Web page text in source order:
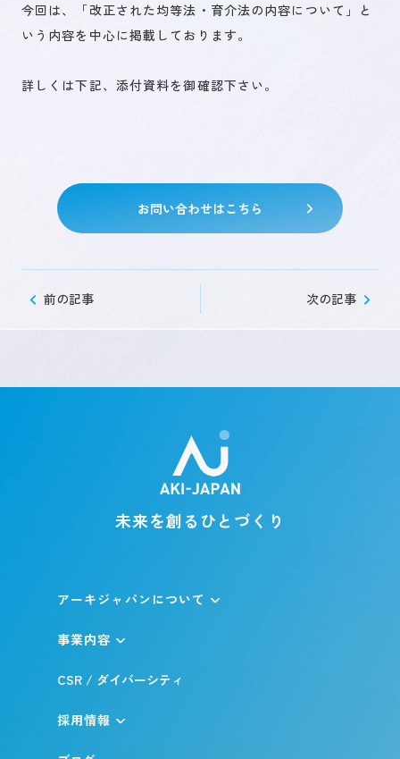
未来を創るひとづくり
今回は、「改正された均等法・育介法の内容について」と
いう内容を中心に掲載しております。
詳しくは下記、添付資料を御確認下さい。
お問い合わせはこちら
前の記事 次の記事
未来を創るひとづくり
アーキジャパンについて
事業内容
CSR / ダイバーシティ
採用情報